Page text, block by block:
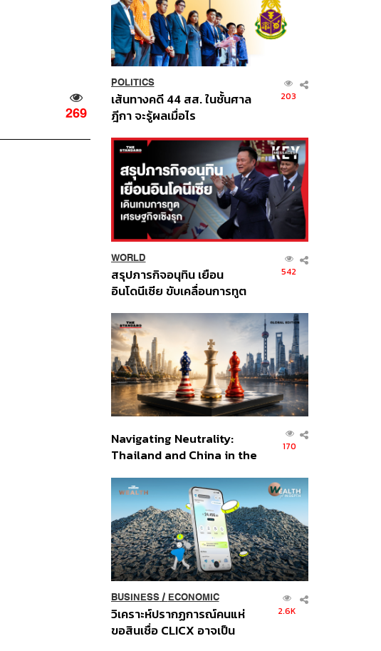
269
POLITICS
เส้นทางคดี 44 สส. ในชั้นศาล
ฎีกา จะรู้ผลเมื่อไร
203
WORLD
สรุปภารกิจอนุทิน เยือน
อินโดนีเซีย ขับเคลื่อนการทูต
ส่วนยุทธศาสตร์ไทย –
อินโดนีเซีย
542
Navigating Neutrality:
Thailand and China in the
Order
170
BUSINESS/ ECONOMIC
วิเคราะห์ปรากฏการณ์คนแห่
ขอสินเชื่อ CLICX อาจเป็น
2.6K